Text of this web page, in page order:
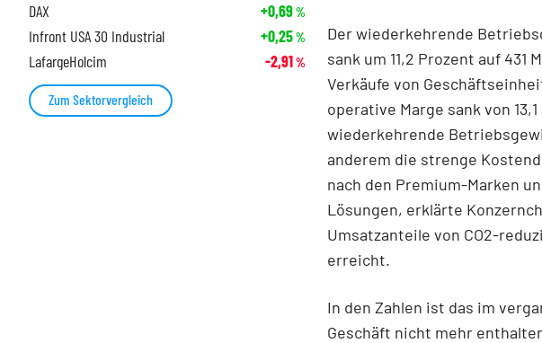
Der wiederkehrende
sank um 11,2 Prozent auf
Verkäufe von
operative Marge sank von
wiederkehrende
anderem die strenge
nach den Premium-Marken
Lösungen, erklärte
Umsatzanteile von CO2-
erreicht.
In den Zahlen ist das im
Geschäft nicht mehr
DAX +0,69%
Infront USA 30 Industrial +0,25%
LafargeHolcim -2,91%
Zum Sektorvergleich